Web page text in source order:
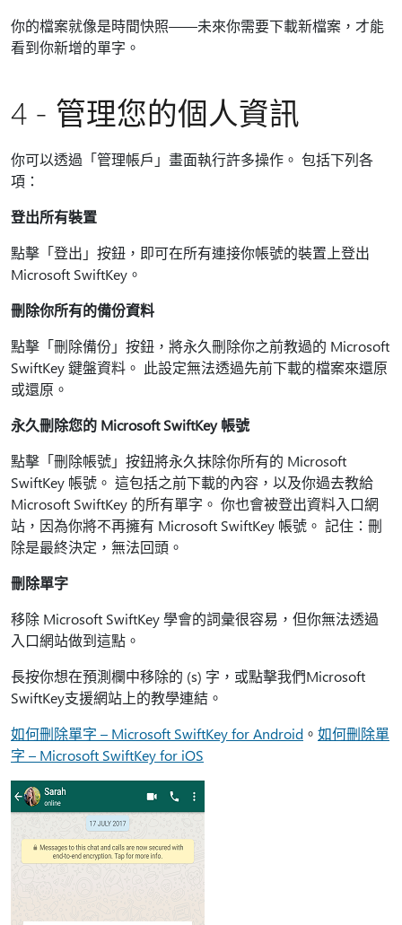
你的檔案就像是時間快照——未來你需要下載新檔案，才能
看到你新增的單字。
4 - 管理您的個人資訊
你可以透過「管理帳戶」畫面執行許多操作。 包括下列各
項：
登出所有裝置
點擊「登出」按鈕，即可在所有連接你帳號的裝置上登出
Microsoft SwiftKey。
刪除你所有的備份資料
點擊「刪除備份」按鈕，將永久刪除你之前教過的 Microsoft
SwiftKey 鍵盤資料。 此設定無法透過先前下載的檔案來還原
或還原。
永久刪除您的 Microsoft SwiftKey 帳號
點擊「刪除帳號」按鈕將永久抹除你所有的 Microsoft
SwiftKey 帳號。 這包括之前下載的內容，以及你過去教給
Microsoft SwiftKey 的所有單字。 你也會被登出資料入口網
站，因為你將不再擁有 Microsoft SwiftKey 帳號。 記住：刪
除是最終決定，無法回頭。
刪除單字
移除 Microsoft SwiftKey 學會的詞彙很容易，但你無法透過
入口網站做到這點。
長按你想在預測欄中移除的 (s) 字，或點擊我們Microsoft
SwiftKey支援網站上的教學連結。
如何刪除單字 – Microsoft SwiftKey for Android 。 如何刪除單
字 – Microsoft SwiftKey for iOS